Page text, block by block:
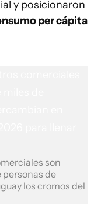
y posicionaron
per cápita
son
personas de
los cromos del